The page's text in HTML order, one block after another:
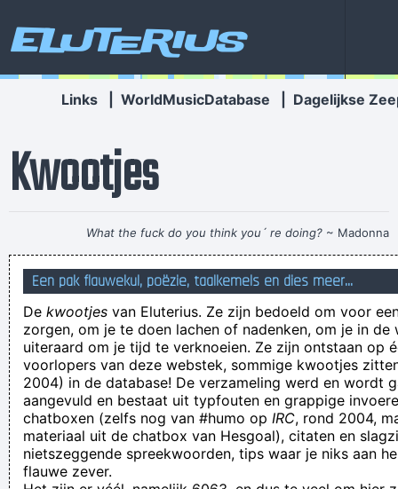
Eluterius
Links WorldMusicDatabase Dagelijkse
Kwootjes
What the fuck do you think you´ re doing? ~ Madonna
Bedankt dat ik naar je borsten mocht kijken.
She drives me crazy, like no-one else. She drives me crazy
and I can´t help Marcel
In de middeleeuwen werd een reeks geschiften aan hem
toegeschreven
het is niet alles koek en ei wat blinkt
Hey, make me (um today! I know you like me, I read it in your
eyes Welcome to the world of big sxx! Don't show this to
Een pak flauwekul, poëzie, taalkemels en dies meer...
De kwootjes van Eluterius. Ze zijn bedoeld om voor
zorgen, om je te doen lachen of nadenken, om je in de
uiteraard om je tijd te verknoeien. Ze zijn ontstaan op
voorlopers van deze webstek, sommige kwootjes
2004) in de database! De verzameling werd en wordt
aangevuld en bestaat uit typfouten en grappige
chatboxen (zelfs nog van #humo op IRC, rond 2004,
materiaal uit de chatbox van Hesgoal), citaten en
nietszeggende spreekwoorden, tips waar je niks aan
flauwe zever.